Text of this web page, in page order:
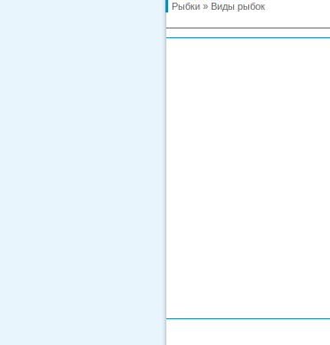
Рыбки » Виды рыбок